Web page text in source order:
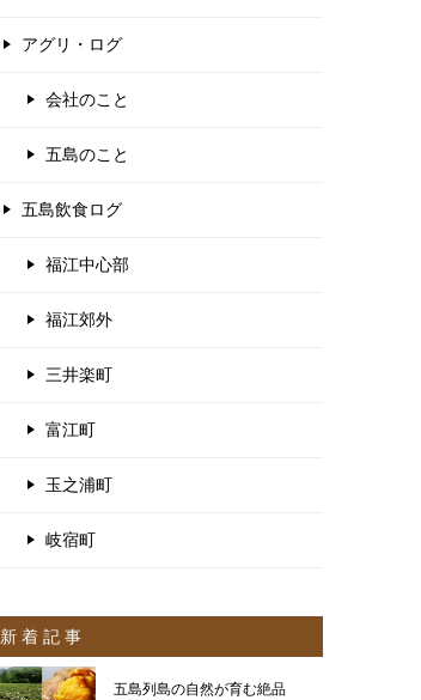
アグリ・ログ
会社のこと
五島のこと
五島飲食ログ
福江中心部
福江郊外
三井楽町
富江町
玉之浦町
岐宿町
新 着 記 事
五島列島の自然が育む絶品